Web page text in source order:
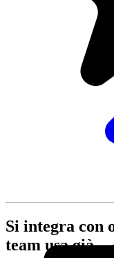
Si integra con
team usa già